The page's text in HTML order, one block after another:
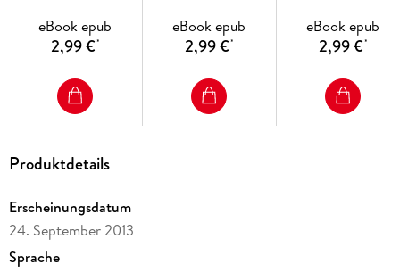
eBook epub
2,99 €*
eBook epub
2,99 €*
eBook epub
2,99 €*
Produktdetails
Erscheinungsdatum
24. September 2013
Sprache